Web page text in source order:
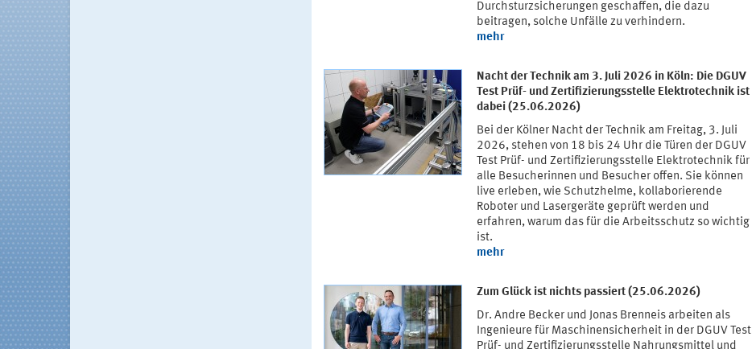
Durchsturzsicherungen geschaffen, die dazu
beitragen, solche Unfälle zu verhindern.
mehr
Nacht der Technik am 3. Juli 2026 in Köln: Die DGUV
Test Prüf- und Zertifizierungsstelle Elektrotechnik ist
dabei (25.06.2026)
Bei der Kölner Nacht der Technik am Freitag, 3. Juli
2026, stehen von 18 bis 24 Uhr die Türen der DGUV
Test Prüf- und Zertifizierungsstelle Elektrotechnik für
alle Besucherinnen und Besucher offen. Sie können
live erleben, wie Schutzhelme, kollaborierende
Roboter und Lasergeräte geprüft werden und
erfahren, warum das für die Arbeitsschutz so wichtig
ist.
mehr
Zum Glück ist nichts passiert (25.06.2026)
Dr. Andre Becker und Jonas Brenneis arbeiten als
Ingenieure für Maschinensicherheit in der DGUV Test
Prüf- und Zertifizierungsstelle Nahrungsmittel und